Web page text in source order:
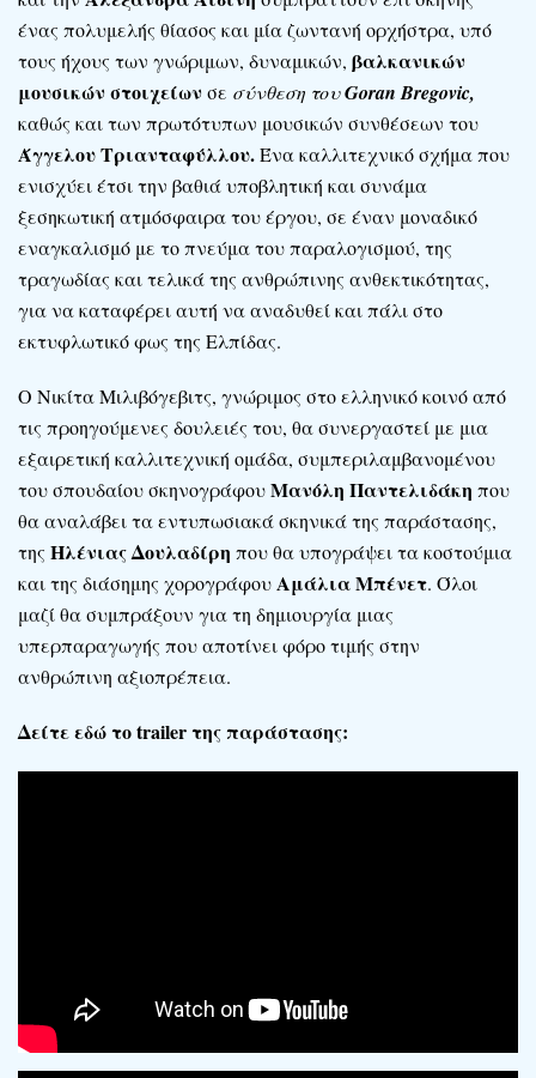
ένας πολυμελής θίασος και μία ζωντανή ορχήστρα, υπό
τους ήχους των γνώριμων, δυναμικών, βαλκανικών
μουσικών στοιχείωνσε σύνθεση τουGoran Bregovic,
καθώς και των πρωτότυπων μουσικών συνθέσεων του
Άγγελου Τριανταφύλλου.Ένα καλλιτεχνικό σχήμα που
ενισχύει έτσι την βαθιά υποβλητική και συνάμα
ξεσηκωτική ατμόσφαιρα του έργου, σε έναν μοναδικό
εναγκαλισμό με το πνεύμα του παραλογισμού, της
τραγωδίας και τελικά της ανθρώπινης ανθεκτικότητας,
για να καταφέρει αυτή να αναδυθεί και πάλι στο
εκτυφλωτικό φως της Ελπίδας.
Ο Νικίτα Μιλιβόγεβιτς, γνώριμος στο ελληνικό κοινό από
τις προηγούμενες δουλειές του, θα συνεργαστεί με μια
εξαιρετική καλλιτεχνική ομάδα, συμπεριλαμβανομένου
του σπουδαίου σκηνογράφουΜανόλη Παντελιδάκη που
θα αναλάβει τα εντυπωσιακά σκηνικά της παράστασης,
της Ηλένιας Δουλαδίρη που θα υπογράψει τα κοστούμια
και της διάσημης χορογράφουΑμάλια Μπένετ. Όλοι
μαζί θα συμπράξουν για τη δημιουργία μιας
υπερπαραγωγής που αποτίνει φόρο τιμής στην
ανθρώπινη αξιοπρέπεια.
Δείτε εδώ το trailer της παράστασης: